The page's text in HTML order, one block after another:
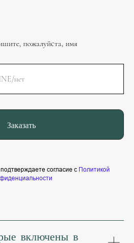
пожалуйста, имя
Заказать
согласие с Политикой
включены в